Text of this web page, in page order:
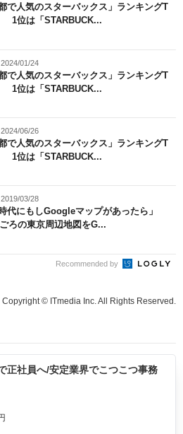
都で人気のスターバックス」ランキングT
1位は「STARBUCK...
01/24
都で人気のスターバックス」ランキングT
1位は「STARBUCK...
06/26
都で人気のスターバックス」ランキングT
1位は「STARBUCK...
03/28
時代にもしGoogleマップがあったら」
ろの東京周辺地図をG...
Recommended by
Copyright © ITmedia Inc. All Rights Reserved.
正社員へ/安定業界でこつこつ事務